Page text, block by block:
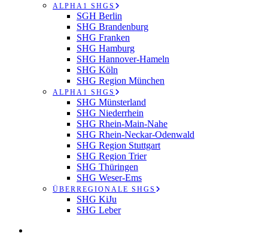
ALPHA1 SHGS
SGH Berlin
SHG Brandenburg
SHG Franken
SHG Hamburg
SHG Hannover-Hameln
SHG Köln
SHG Region München
ALPHA1 SHGS
SHG Münsterland
SHG Niederrhein
SHG Rhein-Main-Nahe
SHG Rhein-Neckar-Odenwald
SHG Region Stuttgart
SHG Region Trier
SHG Thüringen
SHG Weser-Ems
ÜBERREGIONALE SHGS
SHG KiJu
SHG Leber